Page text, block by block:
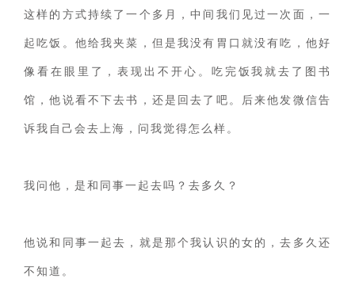
这样的方式持续了一个多月，中间我们见过一次面，一
起吃饭。他给我夹菜，但是我没有胃口就没有吃，他好
像看在眼里了，表现出不开心。吃完饭我就去了图书
馆，他说看不下去书，还是回去了吧。后来他发微信告
诉我自己会去上海，问我觉得怎么样。
我问他，是和同事一起去吗？去多久？
他说和同事一起去，就是那个我认识的女的，去多久还
不知道。